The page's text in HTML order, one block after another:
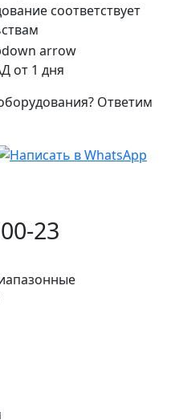
соответствует
от 1 дня
Ответим
23